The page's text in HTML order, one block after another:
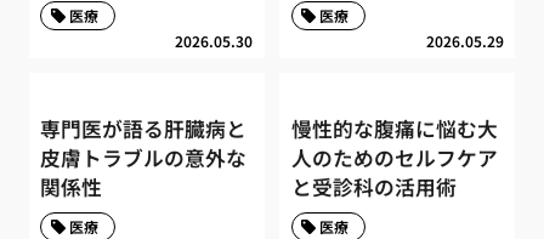
2026.05.30
医療
2026.05.29
医療
専門医が語る肝臓病と
皮膚トラブルの意外な
関係性
医療
慢性的な腹痛に悩む大
人のためのセルフケア
と受診科の活用術
医療